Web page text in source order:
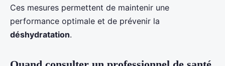
Ces mesures permettent de maintenir une
performance optimale et de prévenir la
déshydratation.